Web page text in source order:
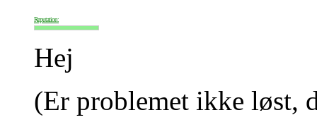
Reputation:
Hej
(Er problemet ikke løst,